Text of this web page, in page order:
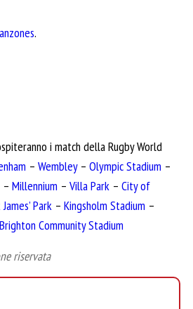
.
i match della Rugby World
– Wembley– Olympic Stadium –
– Millennium – Villa Park – City of
Park – Kingsholm Stadium –
Brighton Community Stadium
riservata